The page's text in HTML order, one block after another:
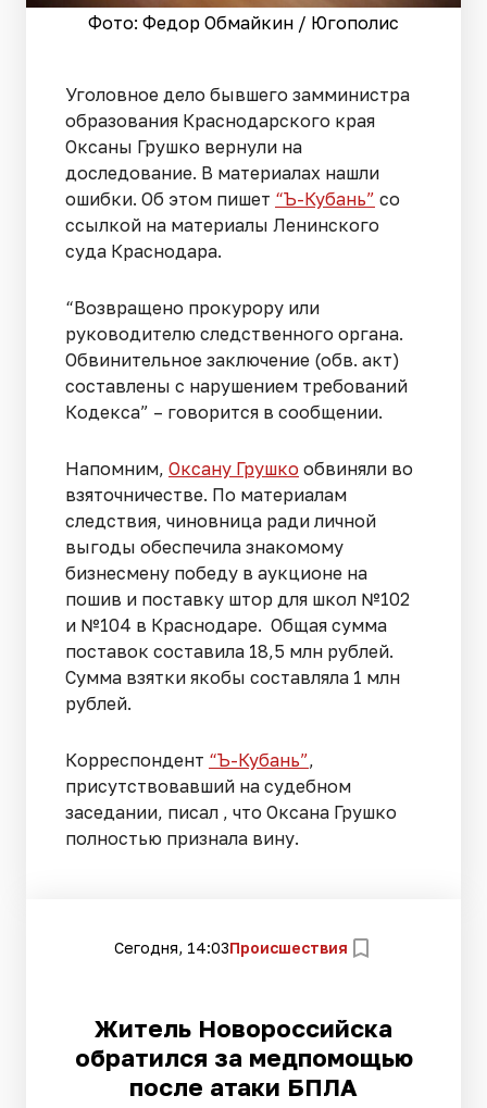
Фото: Федор Обмайкин / Югополис
Уголовное дело бывшего замминистра
образования Краснодарского края
Оксаны Грушко вернули на
доследование. В материалах нашли
ошибки. Об этом пишет “Ъ-Кубань” со
ссылкой на материалы Ленинского
суда Краснодара.
“Возвращено прокурору или
руководителю следственного органа.
Обвинительное заключение (обв. акт)
составлены с нарушением требований
Кодекса” – говорится в сообщении.
Напомним, Оксану Грушко обвиняли во
взяточничестве. По материалам
следствия, чиновница ради личной
выгоды обеспечила знакомому
бизнесмену победу в аукционе на
пошив и поставку штор для школ №102
и №104 в Краснодаре. Общая сумма
поставок составила 18,5 млн рублей.
Сумма взятки якобы составляла 1 млн
рублей.
Корреспондент “Ъ-Кубань”,
присутствовавший на судебном
заседании, писал , что Оксана Грушко
полностью признала вину.
Сегодня, 14:03Происшествия
Житель Новороссийска
обратился за медпомощью
после атаки БПЛА